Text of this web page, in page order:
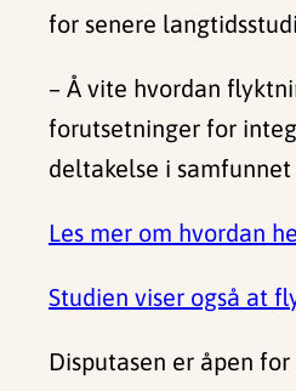
for senere
– Å vite hvordan
forutsetninger for
deltakelse i samfunnet
Les mer om hvordan
Studien viser også at
Disputasen er åpen